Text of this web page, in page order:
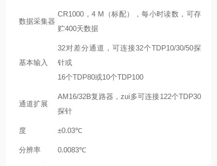
数据采集器
CR1000，4 M（标配），每小时读数，可存
贮400天数据
基本输入
32对差分通道，可连接32个TDP10/30/50探
针或
16个TDP80或10个TDP100
通道扩展
AM16/32B复路器，zui多可连接122个TDP30
探针
度 ±0.03℃
分辨率 0.0083℃